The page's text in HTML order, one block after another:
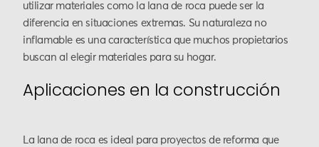
utilizar materiales como la lana de roca puede ser la
diferencia en situaciones extremas. Su naturaleza no
inflamable es una característica que muchos propietarios
buscan al elegir materiales para su hogar.
Aplicaciones en la construcción
La lana de roca es ideal para proyectos de reforma que